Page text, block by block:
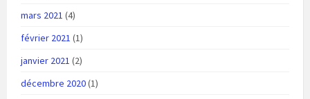
mars 2021 (4)
février 2021 (1)
janvier 2021 (2)
décembre 2020(1)